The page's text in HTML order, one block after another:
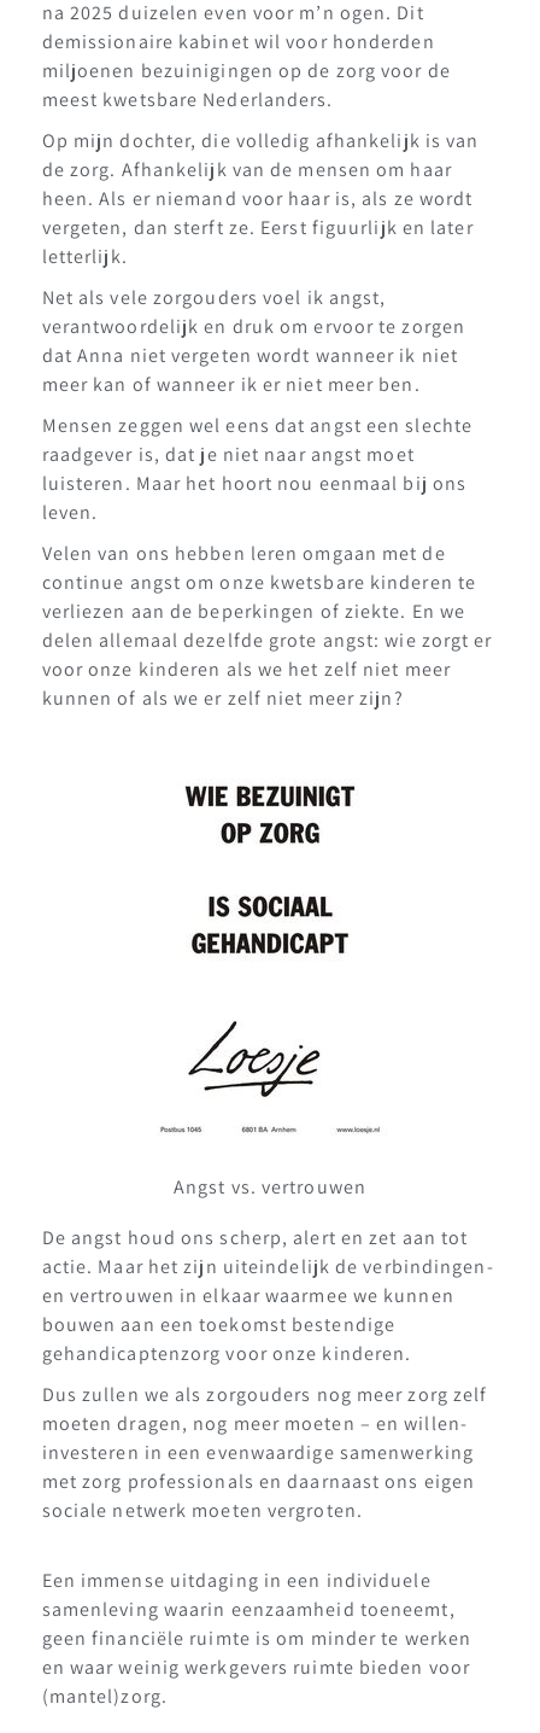
na 2025 duizelen even voor m’n ogen. Dit
demissionaire kabinet wil voor honderden
miljoenen bezuinigingen op de zorg voor de
meest kwetsbare Nederlanders.
Op mijn dochter, die volledig afhankelijk is van
de zorg. Afhankelijk van de mensen om haar
heen. Als er niemand voor haar is, als ze wordt
vergeten, dan sterft ze. Eerst figuurlijk en later
letterlijk.
Net als vele zorgouders voel ik angst,
verantwoordelijk en druk om ervoor te zorgen
dat Anna niet vergeten wordt wanneer ik niet
meer kan of wanneer ik er niet meer ben.
Mensen zeggen wel eens dat angst een slechte
raadgever is, dat je niet naar angst moet
luisteren. Maar het hoort nou eenmaal bij ons
leven.
Velen van ons hebben leren omgaan met de
continue angst om onze kwetsbare kinderen te
verliezen aan de beperkingen of ziekte. En we
delen allemaal dezelfde grote angst: wie zorgt er
voor onze kinderen als we het zelf niet meer
kunnen of als we er zelf niet meer zijn?
Angst vs. vertrouwen
De angst houd ons scherp, alert en zet aan tot
actie. Maar het zijn uiteindelijk de verbindingen-
en vertrouwen in elkaar waarmee we kunnen
bouwen aan een toekomst bestendige
gehandicaptenzorg voor onze kinderen.
Dus zullen we als zorgouders nog meer zorg zelf
moeten dragen, nog meer moeten – en willen-
investeren in een evenwaardige samenwerking
met zorg professionals en daarnaast ons eigen
sociale netwerk moeten vergroten.
Een immense uitdaging in een individuele
samenleving waarin eenzaamheid toeneemt,
geen financiële ruimte is om minder te werken
en waar weinig werkgevers ruimte bieden voor
(mantel)zorg.